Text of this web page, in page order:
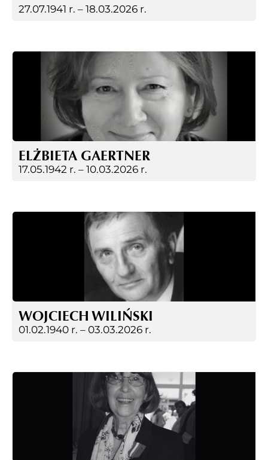
27.07.1941 r. – 18.03.2026 r.
ELŻBIETA GAERTNER
17.05.1942 r. – 10.03.2026 r.
WOJCIECH WILIŃSKI
01.02.1940 r. – 03.03.2026 r.